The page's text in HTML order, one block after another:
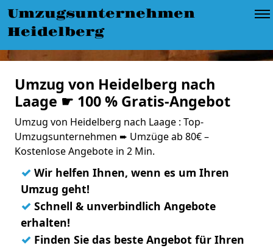
Umzugsunternehmen
Heidelberg
Umzug von Heidelberg nach
Laage ☛ 100 % Gratis-Angebot
Umzug von Heidelberg nach Laage : Top-
Umzugsunternehmen ➨ Umzüge ab 80€ –
Kostenlose Angebote in 2 Min.
✓ Wir helfen Ihnen, wenn es um Ihren
Umzug geht!
✓ Schnell & unverbindlich Angebote
erhalten!
✓ Finden Sie das beste Angebot für Ihren